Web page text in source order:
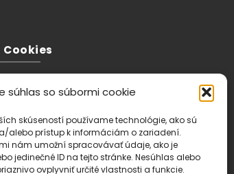
súhlas so súbormi cookie
skúseností používame technológie, ako sú
alebo prístup k informáciám o zariadení.
nám umožní spracovávať údaje, ako je
jedinečné ID na tejto stránke. Nesúhlas alebo
ovplyvniť určité vlastnosti a funkcie.
Cookies